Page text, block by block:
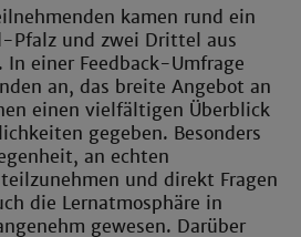
kamen rund ein
Pfalz und zwei Drittel aus
einer Feedback-Umfrage
an, das breite Angebot an
einen vielfältigen Überblick
gegeben. Besonders
an echten
und direkt Fragen
die Lernatmosphäre in
gewesen. Darüber